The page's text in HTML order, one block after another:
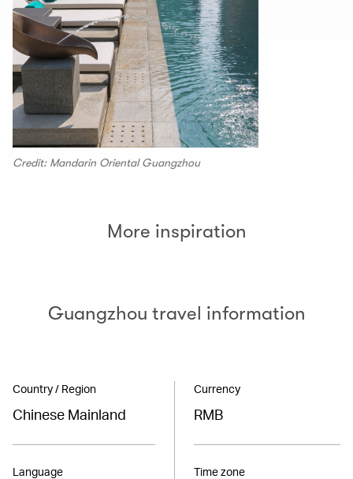
Credit: Mandarin Oriental Guangzhou
More inspiration
Guangzhou travel information
Country / Region
Chinese Mainland
Language
Currency
RMB
Time zone